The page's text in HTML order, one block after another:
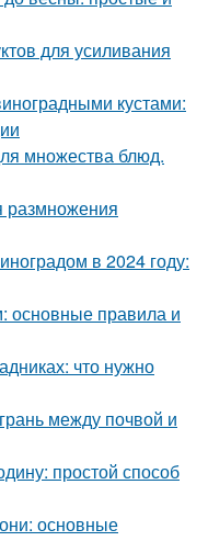
для усиливания
кустами:
множества блюд.
размножения
в 2024 году:
основные правила и
что нужно
между почвой и
простой способ
основные